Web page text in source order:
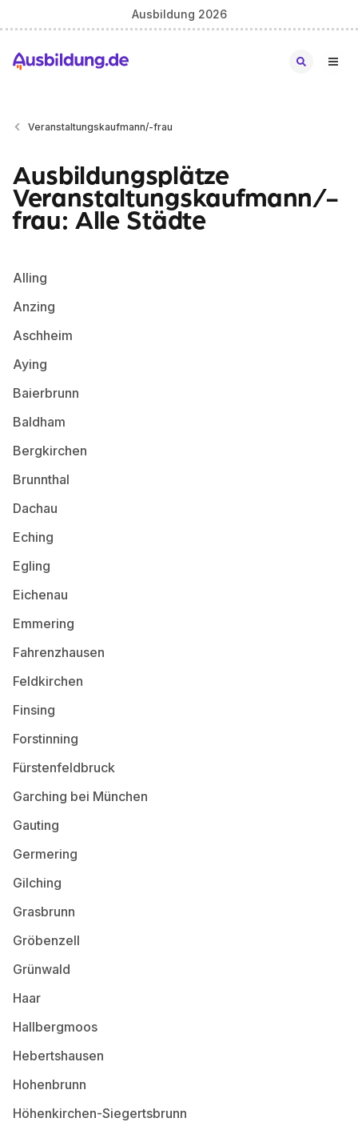
Ausbildung 2026
Veranstaltungskaufmann/-frau
Ausbildungsplätze
Veranstaltungskaufmann/-
frau: Alle Städte
Alling
Anzing
Aschheim
Aying
Baierbrunn
Baldham
Bergkirchen
Brunnthal
Dachau
Eching
Egling
Eichenau
Emmering
Fahrenzhausen
Feldkirchen
Finsing
Forstinning
Fürstenfeldbruck
Garching bei München
Gauting
Germering
Gilching
Grasbrunn
Gröbenzell
Grünwald
Haar
Hallbergmoos
Hebertshausen
Hohenbrunn
Höhenkirchen-Siegertsbrunn